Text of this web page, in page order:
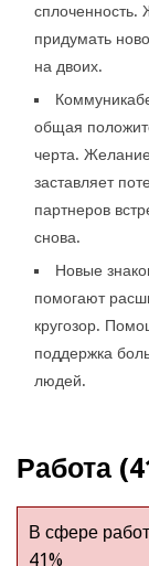
сплоченность.
придумать
на двоих.
общая
черта.
заставляет
партнеров
снова.
Новые
помогают
кругозор.
поддержка
людей.
Работа
В сфере
41%